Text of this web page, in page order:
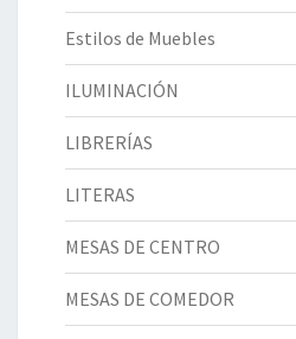
Estilos de Muebles
ILUMINACIÓN
LIBRERÍAS
LITERAS
MESAS DE CENTRO
MESAS DE COMEDOR